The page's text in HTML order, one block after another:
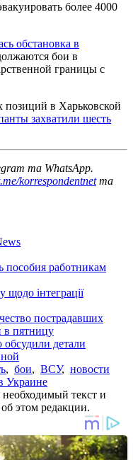
более 4000
обстановка в
бои в
границы с
позиций в Харьковской
захватили шесть
та WhatsApp.
korrespondentnetта
пособия работникам
щодо інтеграції
пострадавших
в пятницу
детали
, бои, ВСУ, новости
Украине
текст и
этом редакции.